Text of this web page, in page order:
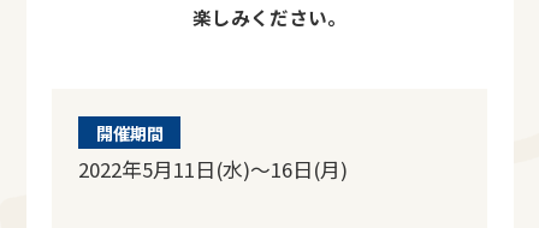
楽しみください。
開催期間
2022年5月11日(水)～16日(月)